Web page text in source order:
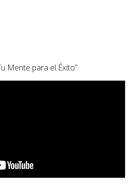
Mente para el Éxito”